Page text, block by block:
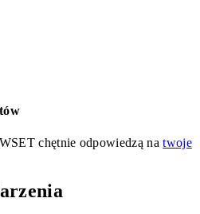
chętnie odpowiedzą natwoje